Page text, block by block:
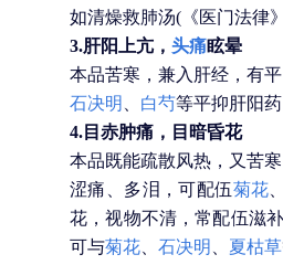
如清燥救肺汤(《医门法律
3.肝阳上亢， 头痛眩晕
本品苦寒，兼入肝经，有
石决明 、 白芍等平抑肝阳
4.目赤肿痛，目暗昏花
本品既能疏散风热，又苦
涩痛、多泪，可配伍菊花
花，视物不清，常配伍滋
可与菊花、 石决明 、 夏枯草